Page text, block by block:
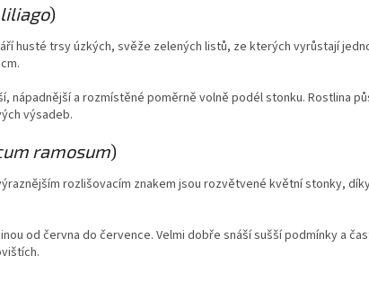
)
husté trsy úzkých, svěže zelených listů, ze kterých vyrůstají
nápadnější a rozmístěné poměrně volně podél stonku. Rostlina
výsadeb.
ramosum)
rozlišovacím znakem jsou rozvětvené květní stonky,
od června do července. Velmi dobře snáší sušší podmínky a